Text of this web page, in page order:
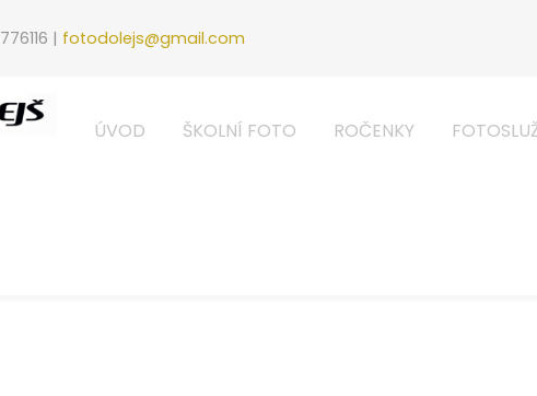
| fotodolejs@gmail.com
ÚVOD ŠKOLNÍ FOTO ROČENKY